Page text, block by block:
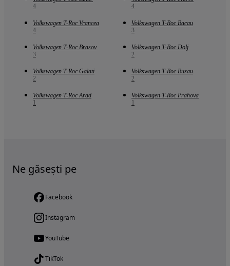
4
4
Volkswagen T-Roc Vrancea
4
Volkswagen T-Roc Bacau
3
Volkswagen T-Roc Brasov
3
Volkswagen T-Roc Dolj
2
Volkswagen T-Roc Galati
2
Volkswagen T-Roc Buzau
2
Volkswagen T-Roc Arad
1
Volkswagen T-Roc Prahova
1
Ne găsești pe
Facebook
Instagram
YouTube
TikTok